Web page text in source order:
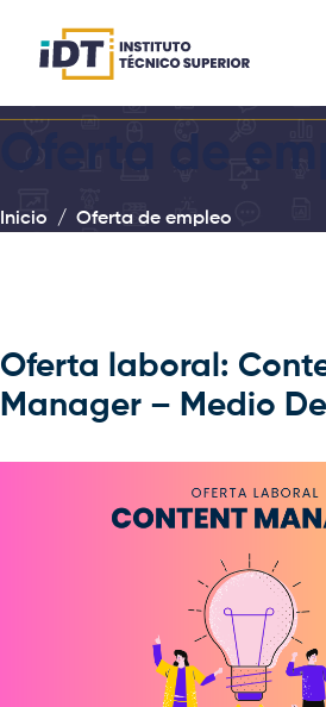
Oferta de
Inicio Oferta de empleo
Oferta laboral:
Manager – Medio